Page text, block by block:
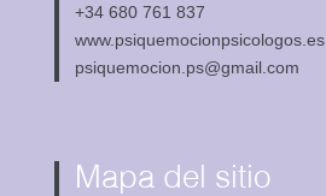
+34 680 761 837
www.psiquemocionpsicologos.es
psiquemocion.ps@gmail.com
Mapa del sitio